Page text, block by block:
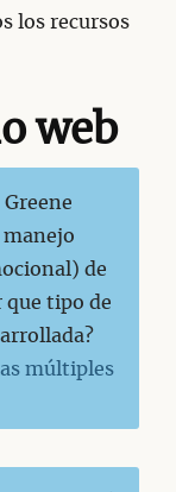
los recursos
web
Greene
manejo
de
que tipo de
múltiples